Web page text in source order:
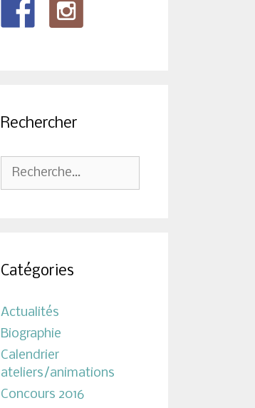
Rechercher
Rechercher :
Catégories
Actualités
Biographie
Calendrier
ateliers/animations
Concours 2016